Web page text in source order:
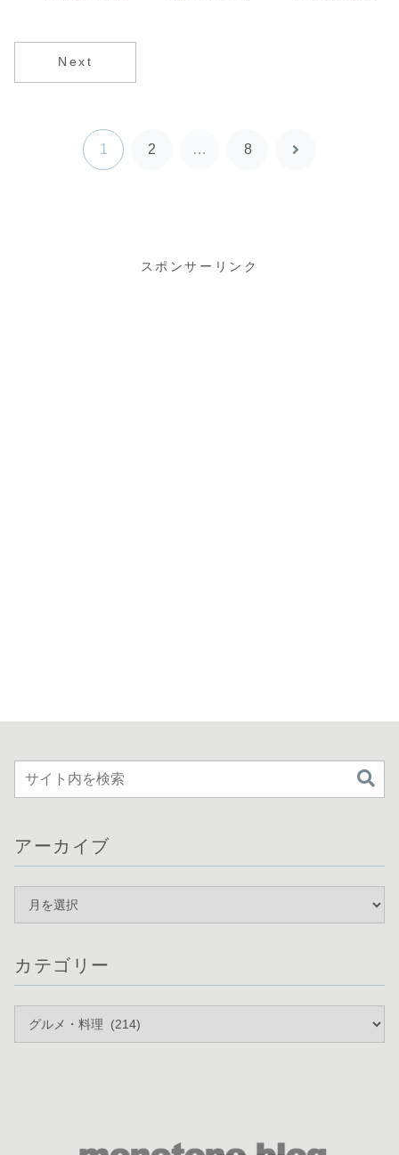
Next
1 2 … 8
次
スポンサーリンク
アーカイブ
カテゴリー